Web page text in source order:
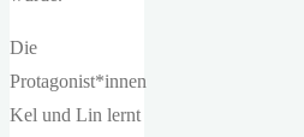
Die
Protagonist*innen
Kel und Lin lernt